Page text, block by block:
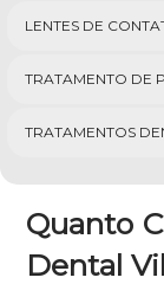
LENTES DE
TRATAMENTO DE
TRATAMENTOS
Quanto
Dental